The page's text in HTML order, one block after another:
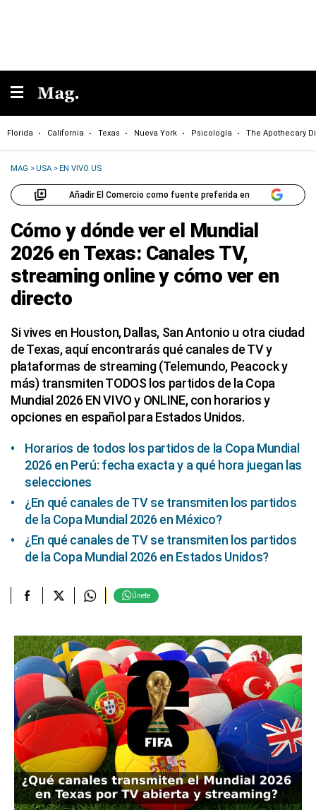
Florida California Texas Nueva York Psicología The Apothecary
MAG >USA >EN VIVO US
Añadir El Comercio como fuente preferida en
Cómo y dónde ver el Mundial
2026 en Texas: Canales TV,
streaming online y cómo ver en
directo
Si vives en Houston, Dallas, San Antonio u otra ciudad
de Texas, aquí encontrarás qué canales de TV y
plataformas de streaming (Telemundo, Peacock y
más) transmiten TODOS los partidos de la Copa
Mundial 2026 EN VIVO y ONLINE, con horarios y
opciones en español para Estados Unidos.
Horarios de todos los partidos de la Copa Mundial
2026 en Perú: fecha exacta y a qué hora juegan las
selecciones
¿En qué canales de TV se transmiten los partidos
de la Copa Mundial 2026 en México?
¿En qué canales de TV se transmiten los partidos
de la Copa Mundial 2026 en Estados Unidos?
Únete